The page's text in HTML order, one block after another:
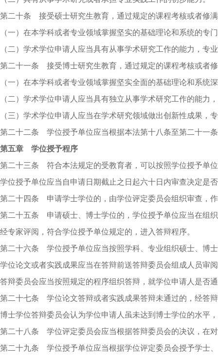
第二十条 接受硕士研究生教育，通过规定的课程考核或者修
（一）在本学科或者专业领域掌握坚实的基础理论和系统的专
（二）学术学位申请人应当具有从事学术研究工作的能力，
第二十一条 接受博士研究生教育，通过规定的课程考核或者
（一）在本学科或者专业领域掌握坚实全面的基础理论和系统
（二）学术学位申请人应当具有独立从事学术研究工作的能
（三）学术学位申请人应当在学术研究领域做出创新性成果
第二十二条 学位授予单位应当根据本法第十八条至第二十一
第五章 学位授予程序
第二十三条 符合本法规定的受教育者，可以按照学位授予单
学位授予单位应当自申请日期截止之日起六十日内审查决定是
第二十四条 申请学士学位的，由学位评定委员会组织审查，
第二十五条 申请硕士、博士学位的，学位授予单位应当在组
经专家评阅，符合学位授予单位规定的，进入答辩程序。
第二十六条 学位授予单位应当按照学科、专业组织硕士、博
学位论文或者实践成果应当在答辩前送答辩委员会组成人员审
答辩委员会应当按照规定的程序组织答辩，就学位申请人是否
第二十七条 学位论文答辩或者实践成果答辩未通过的，经答
博士学位答辩委员会认为学位申请人虽未达到博士学位的水平
第二十八条 学位评定委员会应当根据答辩委员会的决议，在
第二十九条 学位授予单位应当根据学位评定委员会授予学士